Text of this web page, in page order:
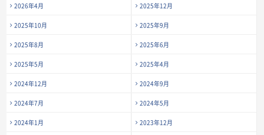
2026年4月 2025年12月
2025年10月 2025年9月
2025年8月 2025年6月
2025年5月 2025年4月
2024年12月 2024年9月
2024年7月 2024年5月
2024年1月 2023年12月